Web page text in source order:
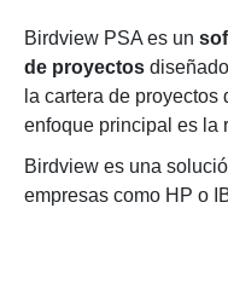
Birdview PSA es un
de proyectos
la cartera de
enfoque principal es la
Birdview es una
empresas como HP o